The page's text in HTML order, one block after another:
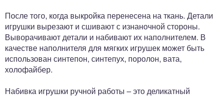
После того, когда выкройка перенесена на ткань. Детали
игрушки вырезают и сшивают с изнаночной стороны.
Выворачивают детали и набивают их наполнителем. В
качестве наполнителя для мягких игрушек может быть
использован синтепон, синтепух, поролон, вата,
холофайбер.
Набивка игрушки ручной работы – это деликатный